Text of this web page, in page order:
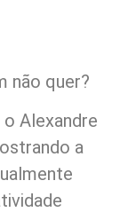
não quer?
Alexandre
a